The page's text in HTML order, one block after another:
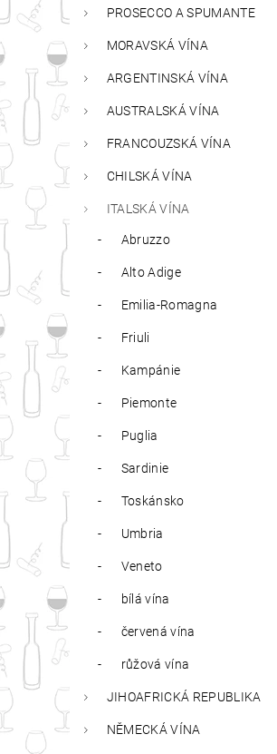
PROSECCO A SPUMANTE
MORAVSKÁ VÍNA
ARGENTINSKÁ VÍNA
AUSTRALSKÁ VÍNA
FRANCOUZSKÁ VÍNA
CHILSKÁ VÍNA
ITALSKÁ VÍNA
Abruzzo
Alto Adige
Emilia-Romagna
Friuli
Kampánie
Piemonte
Puglia
Sardinie
Toskánsko
Umbria
Veneto
bílá vína
červená vína
růžová vína
JIHOAFRICKÁ REPUBLIKA
NĚMECKÁ VÍNA